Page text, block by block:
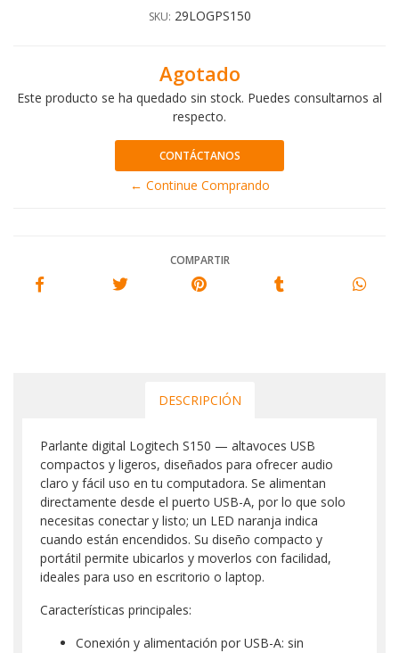
SKU: 29LOGPS150
Agotado
Este producto se ha quedado sin stock. Puedes consultarnos al
respecto.
CONTÁCTANOS
← Continue Comprando
COMPARTIR
DESCRIPCIÓN
Parlante digital Logitech S150 — altavoces USB
compactos y ligeros, diseñados para ofrecer audio
claro y fácil uso en tu computadora. Se alimentan
directamente desde el puerto USB-A, por lo que solo
necesitas conectar y listo; un LED naranja indica
cuando están encendidos. Su diseño compacto y
portátil permite ubicarlos y moverlos con facilidad,
ideales para uso en escritorio o laptop.
Características principales:
Conexión y alimentación por USB-A: sin